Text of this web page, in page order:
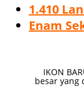
1.410
Enam
IKON
besar yang